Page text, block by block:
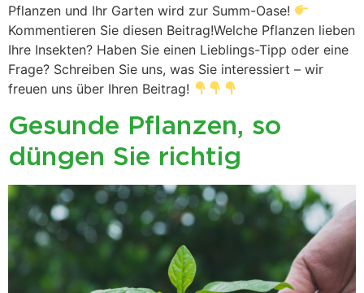
Pflanzen und Ihr Garten wird zur Summ-Oase!
Kommentieren Sie diesen Beitrag!Welche Pflanzen lieben
Ihre Insekten? Haben Sie einen Lieblings-Tipp oder eine
Frage? Schreiben Sie uns, was Sie interessiert – wir
freuen uns über Ihren Beitrag!
Gesunde Pflanzen, so
düngen Sie richtig